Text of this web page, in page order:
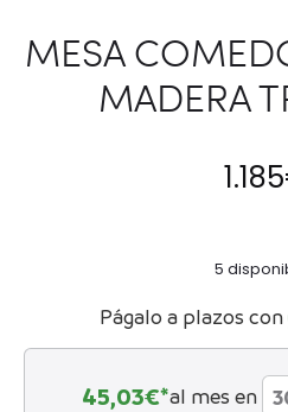
MESA
MADERA
1.185
5
Págalo a plazos con
45,03€*al mes en